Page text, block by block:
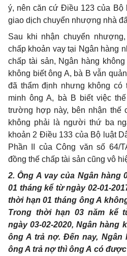
ý, nên căn cứ Điều 123 của Bộ
giao dịch chuyển nhượng nhà
Sau khi nhận chuyển
chấp khoản vay tại Ngân hàng
chấp tài sản, Ngân hàng
không biết ông A, bà B vẫn
đã thẩm định nhưng không
minh ông A, bà B biết việc
trường hợp này, bên nhận thế
không phải là người thứ ba
khoản 2 Điều 133 của Bộ luật
Phần II của Công văn số 64/
đồng thế chấp tài sản cũng vô
2. Ông A vay của Ngân hàng
01 tháng kể từ ngày 02-01-
thời hạn 01 tháng ông A
Trong thời hạn 03 năm kể
ngày 03-02-2020, Ngân hàng
ông A trả nợ. Đến nay, Ngân
ông A trả nợ thì ông A có